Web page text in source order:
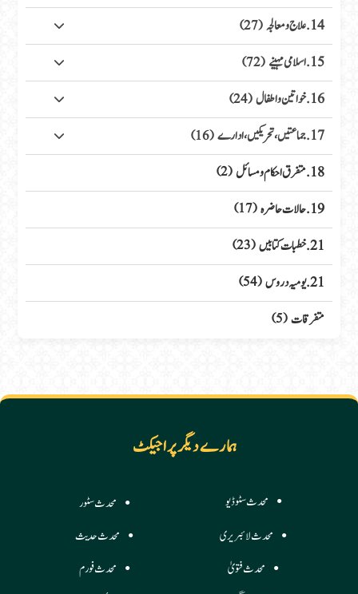
14. علاج ومعالجہ (27)
15. اسلامی مہینے (72)
16. خواتین واطفال (24)
17. جماعتیں، تحریکیں، ادارے (16)
18. متفرق احکام ومسائل (2)
19. حالات حاضرہ (17)
21. خطبات کتابیں (23)
21. یومیہ دروس (54)
متفرقات (5)
ہمارے دیگر پراجیکٹ
محدث سٹوڈیو
محدث سٹور
محدث لائبریری
محدث حدیث
محدث فتویٰ
محدث فورم